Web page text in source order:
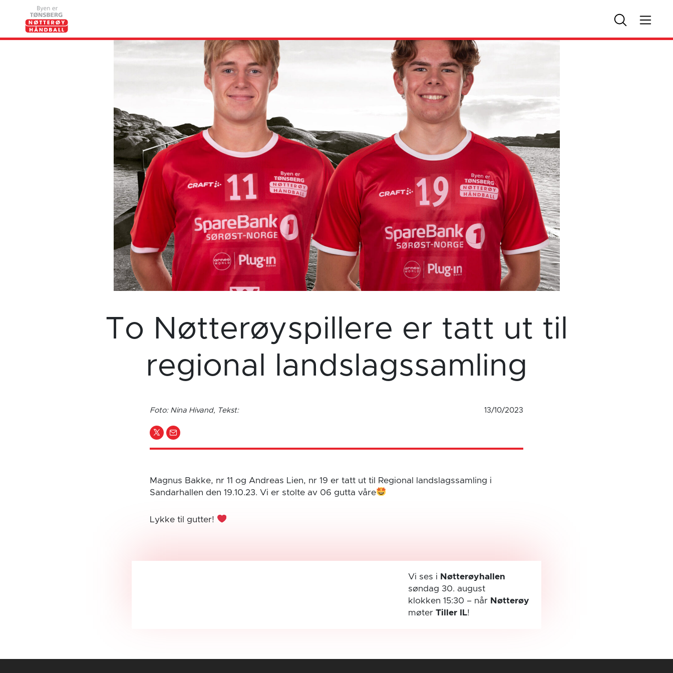
To Nøtterøyspillere er tatt ut til
regional landslagssamling
Foto: Nina Hivand, Tekst: 13/10/2023
Magnus Bakke, nr 11 og Andreas Lien, nr 19 er tatt ut til Regional landslagssamling i
Sandarhallen den 19.10.23. Vi er stolte av 06 gutta våre
Lykke til gutter!
Vi ses i Nøtterøyhallen
søndag 30. august
klokken 15:30 – når Nøtterøy
møterTiller IL!